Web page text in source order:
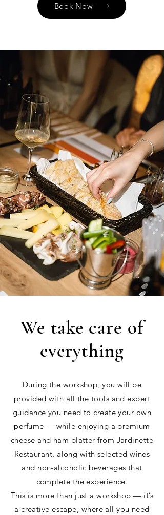
Book Now
We take care of
everything
During the workshop, you will be
provided with all the tools and expert
guidance you need to create your own
perfume — while enjoying a premium
cheese and ham platter from Jardinette
Restaurant, along with selected wines
and non-alcoholic beverages that
complete the experience.
This is more than just a workshop — it’s
a creative escape, where all you need